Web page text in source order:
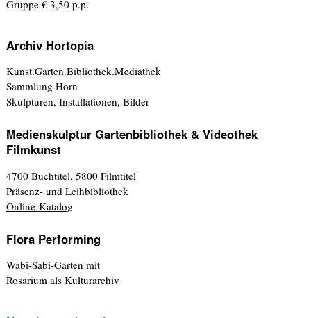
Gruppe € 3,50 p.p.
Archiv Hortopia
Kunst.Garten.Bibliothek.Mediathek
Sammlung Horn
Skulpturen, Installationen, Bilder
Medienskulptur Gartenbibliothek & Videothek
Filmkunst
4700 Buchtitel, 5800 Filmtitel
Präsenz- und Leihbibliothek
Online-Katalog
Flora Performing
Wabi-Sabi-Garten mit
Rosarium als Kulturarchiv